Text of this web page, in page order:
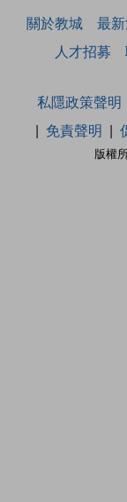
關於教城 最
人才招募
版權
私隱政策聲明
免責聲明